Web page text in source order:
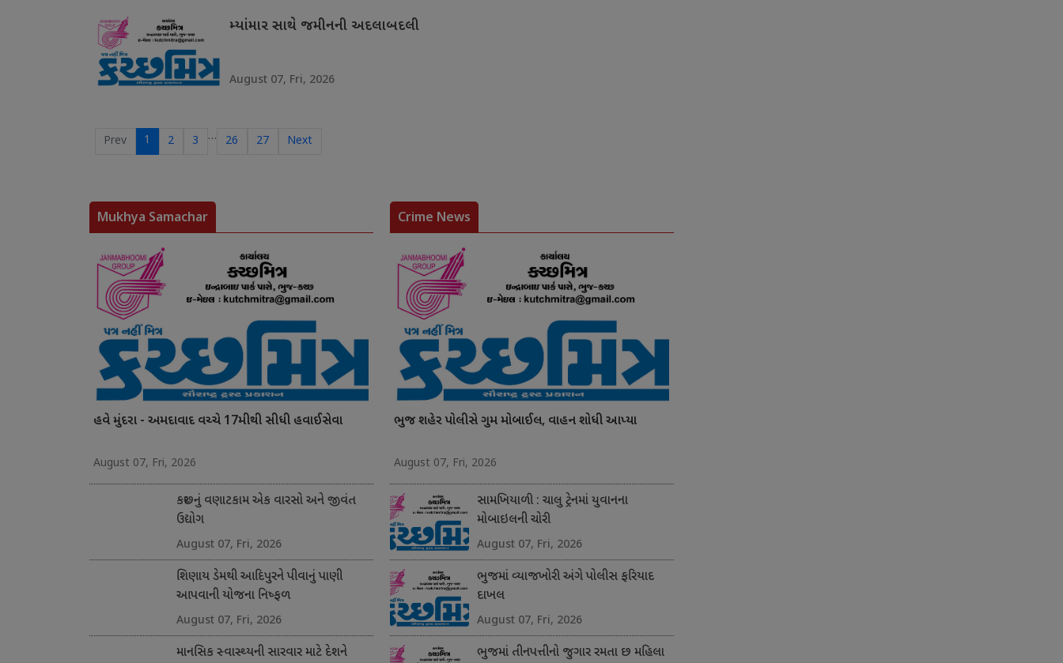
મ્યાંમાર સાથે જમીનની અદલાબદલી
August 07, Fri, 2026
Prev 1 2 3 … 26 27 Next
Mukhya Samachar
હવે મુંદરા - અમદાવાદ વચ્ચે 17મીથી સીધી હવાઈસેવા
August 07, Fri, 2026
કચ્છનું વણાટકામ એક વારસો અને જીવંત
ઉદ્યોગ
August 07, Fri, 2026
શિણાય ડેમથી આદિપુરને પીવાનું પાણી
આપવાની યોજના નિષ્ફળ
August 07, Fri, 2026
માનસિક સ્વાસ્થ્યની સારવાર માટે દેશને
Crime News
ભુજ શહેર પોલીસે ગુમ મોબાઈલ, વાહન શોધી આપ્યા
August 07, Fri, 2026
સામખિયાળી : ચાલુ ટ્રેનમાં યુવાનના
મોબાઇલની ચોરી
August 07, Fri, 2026
ભુજમાં વ્યાજખોરી અંગે પોલીસ ફરિયાદ
દાખલ
August 07, Fri, 2026
ભુજમાં તીનપત્તીનો જુગાર રમતા છ મહિલા